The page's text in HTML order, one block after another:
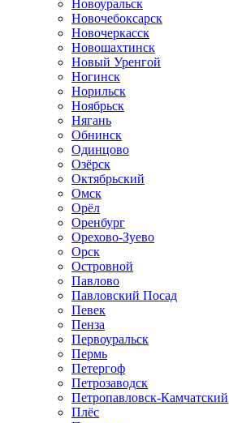
Новоуральск
Новочебоксарск
Новочеркасск
Новошахтинск
Новый Уренгой
Ногинск
Норильск
Ноябрьск
Нягань
Обнинск
Одинцово
Озёрск
Октябрьский
Омск
Орёл
Оренбург
Орехово-Зуево
Орск
Островной
Павлово
Павловский Посад
Певек
Пенза
Первоуральск
Пермь
Петергоф
Петрозаводск
Петропавловск-Камчатский
Плёс